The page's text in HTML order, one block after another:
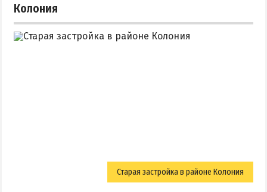
Колония
Старая застройка в районе Колония